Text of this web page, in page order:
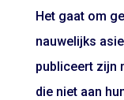
Het gaat om
nauwelijks
publiceert zijn
die niet aan